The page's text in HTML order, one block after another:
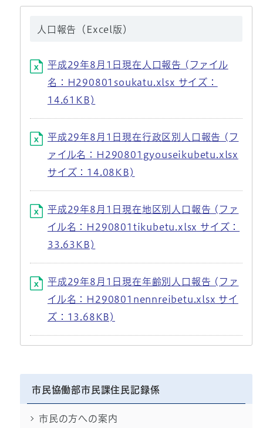
人口報告（Excel版）
平成29年8月1日現在人口報告 (ファイル
名：H290801soukatu.xlsx サイズ：
14.61KB)
平成29年8月1日現在行政区別人口報告 (フ
ァイル名：H290801gyouseikubetu.xlsx
サイズ：14.08KB)
平成29年8月1日現在地区別人口報告 (ファ
イル名：H290801tikubetu.xlsx サイズ：
33.63KB)
平成29年8月1日現在年齢別人口報告 (ファ
イル名：H290801nennreibetu.xlsx サイ
ズ：13.68KB)
市民協働部市民課住民記録係
市民の方への案内